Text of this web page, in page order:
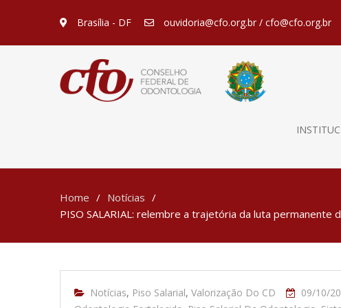
Brasília - DF ouvidoria@cfo.org.br / cfo@cfo.org.br
Home
Notícias
PISO SALARIAL: relembre a trajetória da luta
Notícias, Piso Salarial, Valorização Do CD 09/10/